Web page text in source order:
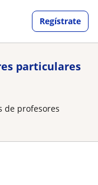
Regístrate
particulares
de profesores